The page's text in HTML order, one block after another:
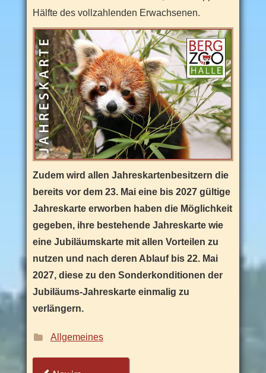
Hälfte des vollzahlenden Erwachsenen.
Zudem wird allen Jahreskartenbesitzern die
bereits vor dem 23. Mai eine bis 2027 gültige
Jahreskarte erworben haben die Möglichkeit
gegeben, ihre bestehende Jahreskarte wie
eine Jubiläumskarte mit allen Vorteilen zu
nutzen und nach deren Ablauf bis 22. Mai
2027, diese zu den Sonderkonditionen der
Jubiläums-Jahreskarte einmalig zu
verlängern.
:Allgemeines
Beitrags-